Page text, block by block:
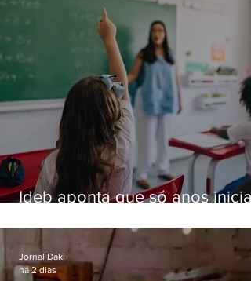
Ideb aponta que só anos
educação
Jornal Daki
há 2 dias